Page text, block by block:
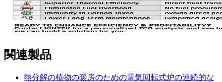
関連製品
熱分解の植物の暖房のための電気回転式炉の連続的な